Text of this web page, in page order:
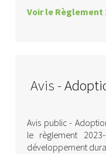
Voir le Règlement
Avis -
Avis public -
le règlement
développement